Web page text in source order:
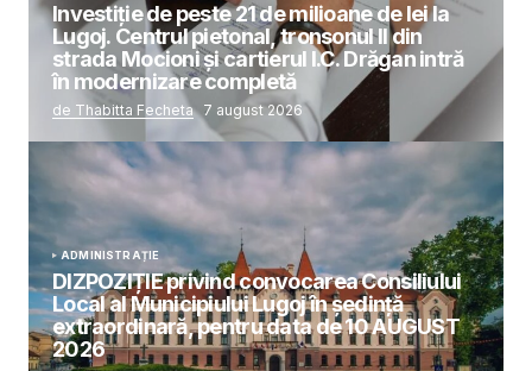
Investiție de peste 21 de milioane de lei la
Lugoj. Centrul pietonal, tronsonul II din
strada Mocioni și cartierul I.C. Drăgan intră
în modernizare completă
de Thabitta Fecheta 7 august 2026
ADMINISTRAȚIE
DIZPOZIȚIE privind convocarea Consiliului
Local al Municipiului Lugoj în şedinţă
extraordinară, pentru data de 10 AUGUST
2026